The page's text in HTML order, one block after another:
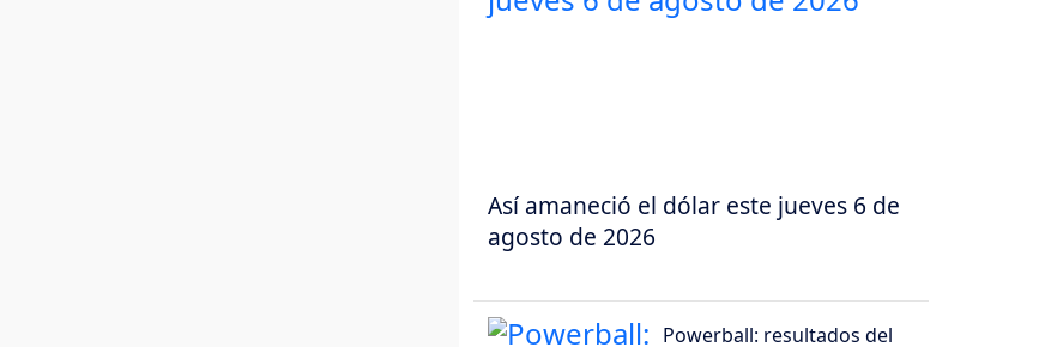
Así amaneció el dólar este jueves 6 de
agosto de 2026
Powerball: resultados del